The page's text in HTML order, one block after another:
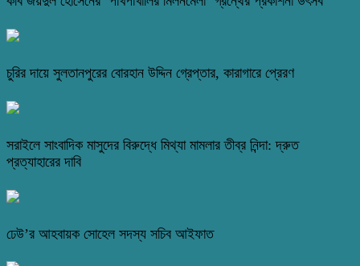
চুরির দায়ে সুলতানপুরের বোরহান উদ্দিন গ্রেপ্তার, কারাগারে প্রেরণ
সরাইলে সাংবাদিক মাসুদের বিরুদ্ধে মিথ্যা মামলার তীব্র নিন্দা: দ্রুত
প্রত্যাহারের দাবি
ঢেউ’র আহবায়ক সোহেল সদস্য সচিব আইফাত